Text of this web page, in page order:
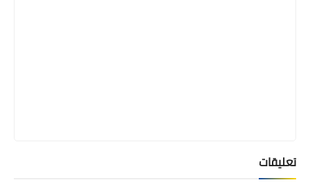
تعليقات